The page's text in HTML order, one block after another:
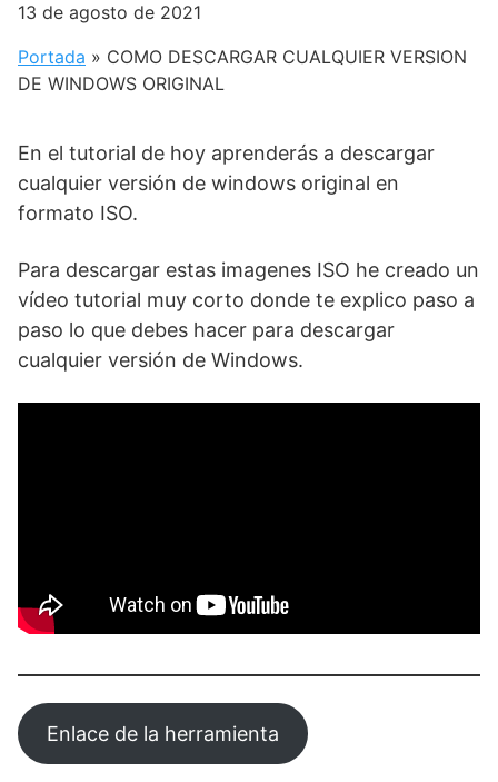
13 de agosto de 2021
Portada » COMO DESCARGAR CUALQUIER VERSION
DE WINDOWS ORIGINAL
En el tutorial de hoy aprenderás a descargar
cualquier versión de windows original en
formato ISO.
Para descargar estas imagenes ISO he creado un
vídeo tutorial muy corto donde te explico paso a
paso lo que debes hacer para descargar
cualquier versión de Windows.
Enlace de la herramienta